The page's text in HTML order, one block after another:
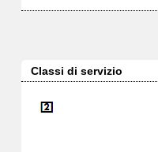
Classi di servizio